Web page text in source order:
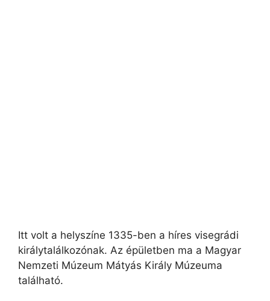
Itt volt a helyszíne 1335-ben a híres visegrádi
királytalálkozónak. Az épületben ma a Magyar
Nemzeti Múzeum Mátyás Király Múzeuma
található.